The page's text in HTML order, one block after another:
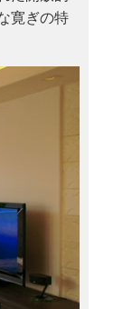
寛ぎの特